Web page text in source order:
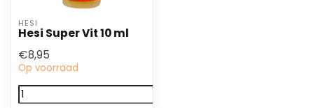
HESI
Hesi Super Vit 10 ml
€8,95
Op voorraad